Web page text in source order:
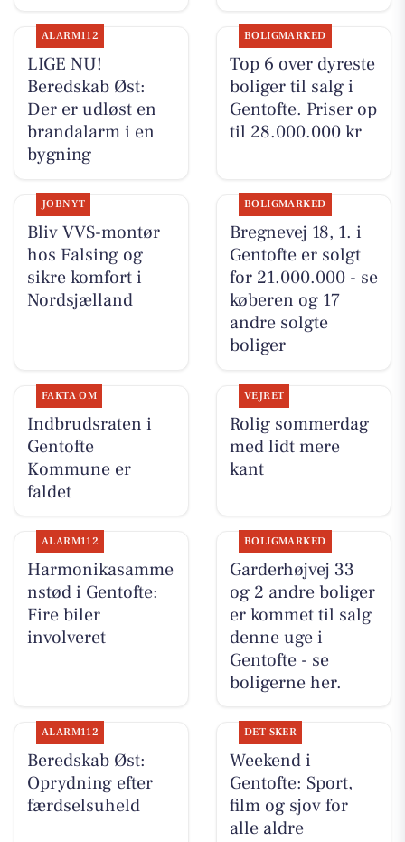
ALARM112
LIGE NU!
Beredskab Øst:
Der er udløst en
brandalarm i en
bygning
BOLIGMARKED
Top 6 over dyreste
boliger til salg i
Gentofte. Priser op
til 28.000.000 kr
JOBNYT
Bliv VVS-montør
hos Falsing og
sikre komfort i
Nordsjælland
BOLIGMARKED
Bregnevej 18, 1. i
Gentofte er solgt
for 21.000.000 - se
køberen og 17
andre solgte
boliger
FAKTA OM
Indbrudsraten i
Gentofte
Kommune er
faldet
VEJRET
Rolig sommerdag
med lidt mere
kant
ALARM112
Harmonikasamme
nstød i Gentofte:
Fire biler
involveret
BOLIGMARKED
Garderhøjvej 33
og 2 andre boliger
er kommet til salg
denne uge i
Gentofte - se
boligerne her.
ALARM112
Beredskab Øst:
Oprydning efter
færdselsuheld
DET SKER
Weekend i
Gentofte: Sport,
film og sjov for
alle aldre